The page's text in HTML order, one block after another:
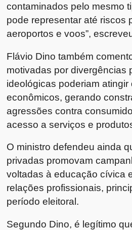
contaminados pelo mesmo
pode representar até riscos
aeroportos e voos”,
Flávio Dino também
motivadas por divergências
ideológicas poderiam atingir
econômicos, gerando
agressões contra
acesso a serviços e
O ministro defendeu ainda
privadas promovam
voltadas à educação cívica
relações profissionais,
período eleitoral.
Segundo Dino, é legítimo